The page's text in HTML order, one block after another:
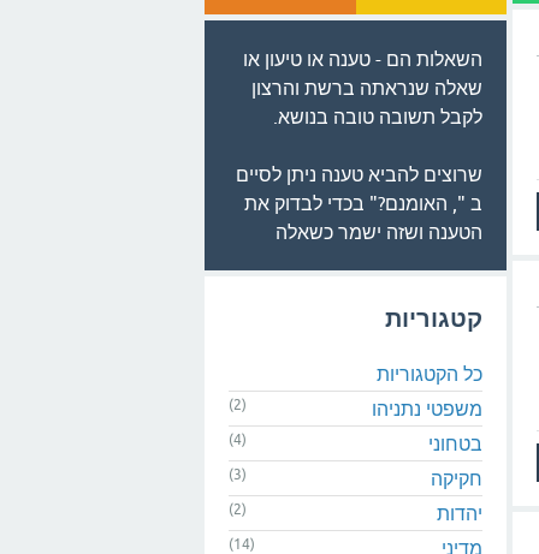
השאלות הם - טענה או טיעון או
שאלה שנראתה ברשת והרצון
לקבל תשובה טובה בנושא.
שרוצים להביא טענה ניתן לסיים
ב ", האומנם?" בכדי לבדוק את
הטענה ושזה ישמר כשאלה
קטגוריות
כל הקטגוריות
משפטי נתניהו
(2)
בטחוני (4)
חקיקה (3)
יהדות (2)
מדיני (14)